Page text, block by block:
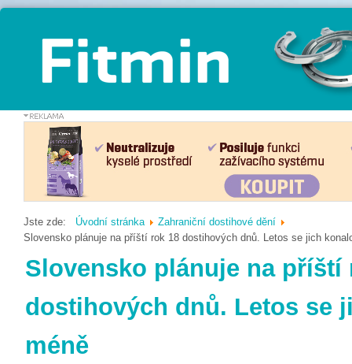
Jste zde: Úvodní stránka
Zahraniční dostihové dění
Slovensko plánuje na příští rok 18 dostihových dnů. Letos se jich
Slovensko plánuje na příští
dostihových dnů. Letos se
méně